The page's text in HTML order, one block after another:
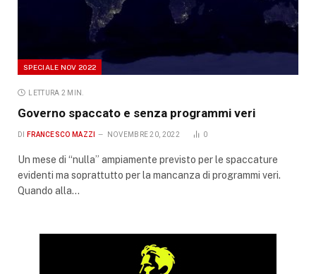
SPECIALE NOV 2022
LETTURA 2 MIN.
Governo spaccato e senza programmi veri
DI FRANCESCO MAZZI NOVEMBRE 20, 2022 0
Un mese di “nulla” ampiamente previsto per le spaccature
evidenti ma soprattutto per la mancanza di programmi veri.
Quando alla…